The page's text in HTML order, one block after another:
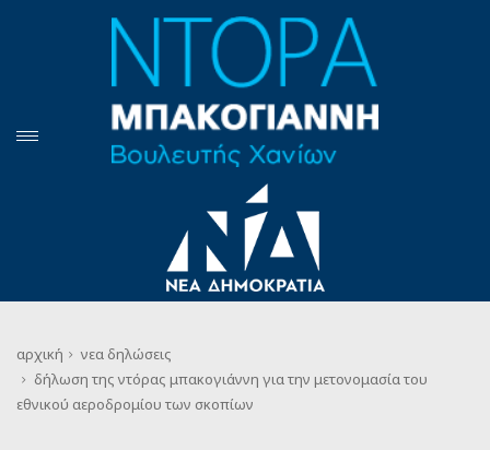
αρχική νεα δηλώσεις
δήλωση της ντόρας μπακογιάννη για την μετονομασία του
εθνικού αεροδρομίου των σκοπίων